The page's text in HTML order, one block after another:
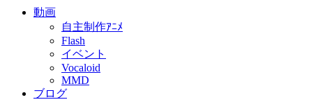
個人制作アニメを中心とした動画紹介ブログ
動画
自主制作ｱﾆﾒ
Flash
イベント
Vocaloid
MMD
ブログ